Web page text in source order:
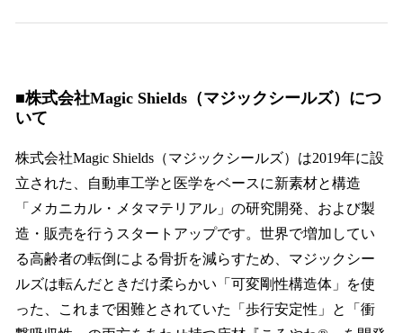
■株式会社Magic Shields（マジックシールズ）につ
いて
株式会社Magic Shields（マジックシールズ）は2019年に設
立された、自動車工学と医学をベースに新素材と構造
「メカニカル・メタマテリアル」の研究開発、および製
造・販売を行うスタートアップです。世界で増加してい
る高齢者の転倒による骨折を減らすため、マジックシー
ルズは転んだときだけ柔らかい「可変剛性構造体」を使
った、これまで困難とされていた「歩行安定性」と「衝